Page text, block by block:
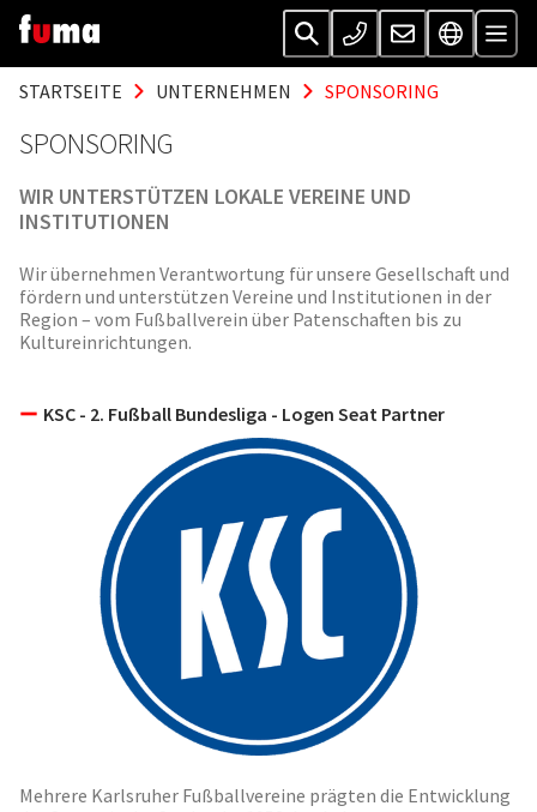
STARTSEITE UNTERNEHMEN SPONSORING
SPONSORING
WIR UNTERSTÜTZEN LOKALE VEREINE UND
INSTITUTIONEN
Wir übernehmen Verantwortung für unsere Gesellschaft und
fördern und unterstützen Vereine und Institutionen in der
Region – vom Fußballverein über Patenschaften bis zu
Kultureinrichtungen.
KSC - 2. Fußball Bundesliga - Logen Seat Partner
Mehrere Karlsruher Fußballvereine prägten die Entwicklung